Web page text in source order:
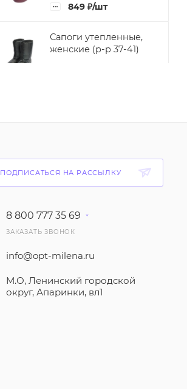
849 ₽/шт
Сапоги утепленные,
женские (р-р 37-41)
резиновой подошве",
женские (р-р 36-40)
140
утеплённые
ПОДПИСАТЬСЯ НА РАССЫЛКУ
8 800 777 35 69
ЗАКАЗАТЬ ЗВОНОК
info@opt-milena.ru
М.О, Ленинский городской
округ, Апаринки, вл1